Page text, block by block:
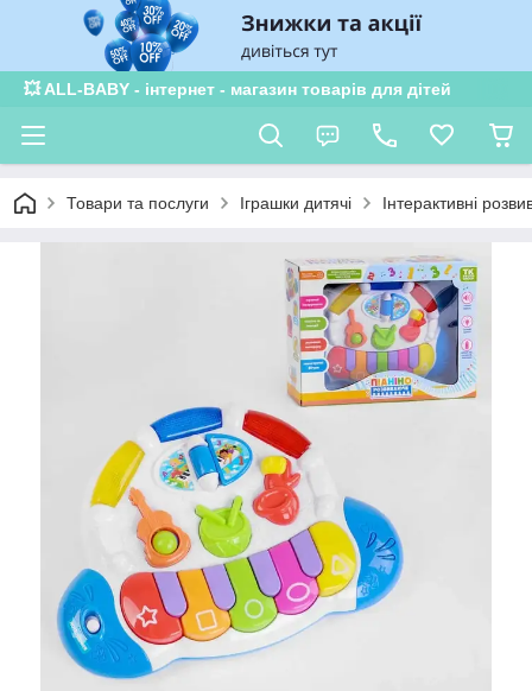
💥 ALL-BABY - інтернет - магазин товарів для дітей
Товари та послуги Іграшки дитячі Інтерактивні